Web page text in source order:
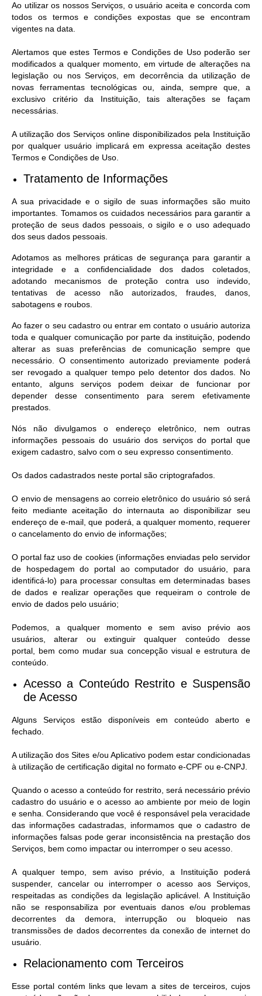
Turismo Geral
Carta de Serviços
Acesso à Informação
Contato
Ao utilizar os nossos Serviços, o usuário aceita e concorda com
todos os termos e condições expostas que se encontram
vigentes na data.
Alertamos que estes Termos e Condições de Uso poderão ser
modificados a qualquer momento, em virtude de alterações na
legislação ou nos Serviços, em decorrência da utilização de
novas ferramentas tecnológicas ou, ainda, sempre que, a
exclusivo critério da Instituição, tais alterações se façam
necessárias.
A utilização dos Serviços online disponibilizados pela Instituição
por qualquer usuário implicará em expressa aceitação destes
Termos e Condições de Uso.
Tratamento de Informações
A sua privacidade e o sigilo de suas informações são muito
importantes. Tomamos os cuidados necessários para garantir a
proteção de seus dados pessoais, o sigilo e o uso adequado
dos seus dados pessoais.
Adotamos as melhores práticas de segurança para garantir a
integridade e a confidencialidade dos dados coletados,
adotando mecanismos de proteção contra uso indevido,
tentativas de acesso não autorizados, fraudes, danos,
sabotagens e roubos.
Ao fazer o seu cadastro ou entrar em contato o usuário autoriza
toda e qualquer comunicação por parte da instituição, podendo
alterar as suas preferências de comunicação sempre que
necessário. O consentimento autorizado previamente poderá
ser revogado a qualquer tempo pelo detentor dos dados. No
entanto, alguns serviços podem deixar de funcionar por
depender desse consentimento para serem efetivamente
prestados.
Nós não divulgamos o endereço eletrônico, nem outras
informações pessoais do usuário dos serviços do portal que
exigem cadastro, salvo com o seu expresso consentimento.
Os dados cadastrados neste portal são criptografados.
O envio de mensagens ao correio eletrônico do usuário só será
feito mediante aceitação do internauta ao disponibilizar seu
endereço de e-mail, que poderá, a qualquer momento, requerer
o cancelamento do envio de informações;
O portal faz uso de cookies (informações enviadas pelo servidor
de hospedagem do portal ao computador do usuário, para
identificá-lo) para processar consultas em determinadas bases
de dados e realizar operações que requeiram o controle de
envio de dados pelo usuário;
Podemos, a qualquer momento e sem aviso prévio aos
usuários, alterar ou extinguir qualquer conteúdo desse
portal, bem como mudar sua concepção visual e estrutura de
conteúdo.
Acesso a Conteúdo Restrito e Suspensão
de Acesso​
Alguns Serviços estão disponíveis em conteúdo aberto e
fechado.
A utilização dos Sites e/ou Aplicativo podem estar condicionadas
à utilização de certificação digital no formato e-CPF ou e-CNPJ.
Quando o acesso a conteúdo for restrito, será necessário prévio
cadastro do usuário e o acesso ao ambiente por meio de login
e senha. Considerando que você é responsável pela veracidade
das informações cadastradas, informamos que o cadastro de
informações falsas pode gerar inconsistência na prestação dos
Serviços, bem como impactar ou interromper o seu acesso.
A qualquer tempo, sem aviso prévio, a Instituição poderá
suspender, cancelar ou interromper o acesso aos Serviços,
respeitadas as condições da legislação aplicável. A Instituição
não se responsabiliza por eventuais danos e/ou problemas
decorrentes da demora, interrupção ou bloqueio nas
transmissões de dados decorrentes da conexão de internet do
usuário.
Relacionamento com Terceiros
Esse portal contém links que levam a sites de terceiros, cujos